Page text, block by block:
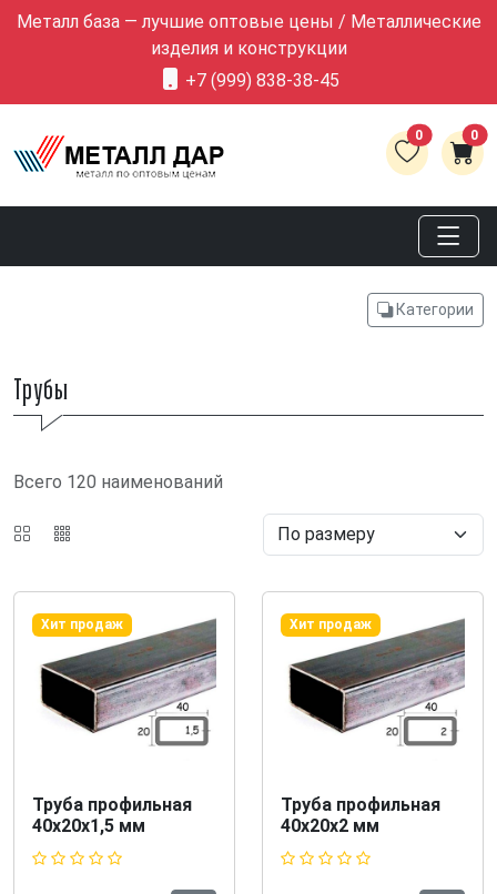
Металл база — лучшие оптовые цены / Металлические
изделия и конструкции
+7 (999) 838-38-45
0 0
Категории
Трубы
Всего 120 наименований
Хит продаж
Труба профильная
40х20х1,5 мм
Хит продаж
Труба профильная
40х20х2 мм